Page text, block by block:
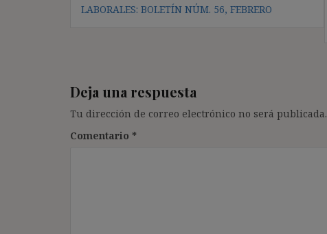
LABORALES: BOLETÍN NÚM. 56, FEBRERO
Deja una respuesta
Tu dirección de correo electrónico no será publicada.
Comentario *